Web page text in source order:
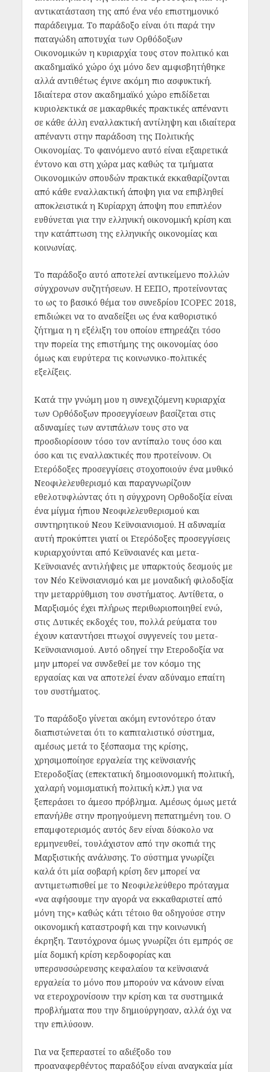
αντικατάσταση της από ένα νέο επιστημονικό
παράδειγμα. Το παράδοξο είναι ότι παρά την
παταγώδη αποτυχία των Ορθόδοξων
Οικονομικών η κυριαρχία τους στον πολιτικό και
ακαδημαϊκό χώρο όχι μόνο δεν αμφισβητήθηκε
αλλά αντιθέτως έγινε ακόμη πιο ασφυκτική.
Ιδιαίτερα στον ακαδημαϊκό χώρο επιδίδεται
κυριολεκτικά σε μακαρθικές πρακτικές απέναντι
σε κάθε άλλη εναλλακτική αντίληψη και ιδιαίτερα
απέναντι στην παράδοση της Πολιτικής
Οικονομίας. Το φαινόμενο αυτό είναι εξαιρετικά
έντονο και στη χώρα μας καθώς τα τμήματα
Οικονομικών σπουδών πρακτικά εκκαθαρίζονται
από κάθε εναλλακτική άποψη για να επιβληθεί
αποκλειστικά η Κυρίαρχη άποψη που επιπλέον
ευθύνεται για την ελληνική οικονομική κρίση και
την κατάπτωση της ελληνικής οικονομίας και
κοινωνίας.
Το παράδοξο αυτό αποτελεί αντικείμενο πολλών
σύγχρονων συζητήσεων. Η ΕΕΠΟ, προτείνοντας
το ως το βασικό θέμα του συνεδρίου ICOPEC 2018,
επιδιώκει να το αναδείξει ως ένα καθοριστικό
ζήτημα η η εξέλιξη του οποίου επηρεάζει τόσο
την πορεία της επιστήμης της οικονομίας όσο
όμως και ευρύτερα τις κοινωνικο-πολιτικές
εξελίξεις.
Κατά την γνώμη μου η συνεχιζόμενη κυριαρχία
των Ορθόδοξων προσεγγίσεων βασίζεται στις
αδυναμίες των αντιπάλων τους στο να
προσδιορίσουν τόσο τον αντίπαλο τους όσο και
όσο και τις εναλλακτικές που προτείνουν. Οι
Ετερόδοξες προσεγγίσεις στοχοποιούν ένα μυθικό
Νεοφιλελευθερισμό και παραγνωρίζουν
εθελοτυφλώντας ότι η σύγχρονη Ορθοδοξία είναι
ένα μίγμα ήπιου Νεοφιλελευθερισμού και
συντηρητικού Νεου Κεϋνσιανισμού. Η αδυναμία
αυτή προκύπτει γιατί οι Ετερόδοξες προσεγγίσεις
κυριαρχούνται από Κεϋνσιανές και μετα-
Κεϋνσιανές αντιλήψεις με υπαρκτούς δεσμούς με
τον Νέο Κεϋνσιανισμό και με μοναδική φιλοδοξία
την μεταρρύθμιση του συστήματος. Αντίθετα, ο
Μαρξισμός έχει πλήρως περιθωριοποιηθεί ενώ,
στις Δυτικές εκδοχές του, πολλά ρεύματα του
έχουν καταντήσει πτωχοί συγγενείς του μετα-
Κεϋνσιανισμού. Αυτό οδηγεί την Ετεροδοξία να
μην μπορεί να συνδεθεί με τον κόσμο της
εργασίας και να αποτελεί έναν αδύναμο επαίτη
του συστήματος.
Το παράδοξο γίνεται ακόμη εντονότερο όταν
διαπιστώνεται ότι το καπιταλιστικό σύστημα,
αμέσως μετά το ξέσπασμα της κρίσης,
χρησιμοποίησε εργαλεία της κεϋνσιανής
Ετεροδοξίας (επεκτατική δημοσιονομική πολιτική,
χαλαρή νομισματική πολιτική κλπ.) για να
ξεπεράσει το άμεσο πρόβλημα. Αμέσως όμως μετά
επανήλθε στην προηγούμενη πεπατημένη του. Ο
επαμφοτερισμός αυτός δεν είναι δύσκολο να
ερμηνευθεί, τουλάχιστον από την σκοπιά της
Μαρξιστικής ανάλυσης. Το σύστημα γνωρίζει
καλά ότι μία σοβαρή κρίση δεν μπορεί να
αντιμετωπισθεί με το Νεοφιλελεύθερο πρόταγμα
«να αφήσουμε την αγορά να εκκαθαριστεί από
μόνη της» καθώς κάτι τέτοιο θα οδηγούσε στην
οικονομική καταστροφή και την κοινωνική
έκρηξη. Ταυτόχρονα όμως γνωρίζει ότι εμπρός σε
μία δομική κρίση κερδοφορίας και
υπερσυσσώρευσης κεφαλαίου τα κεϋνσιανά
εργαλεία το μόνο που μπορούν να κάνουν είναι
να ετεροχρονίσουν την κρίση και τα συστημικά
προβλήματα που την δημιούργησαν, αλλά όχι να
την επιλύσουν.
Για να ξεπεραστεί το αδιέξοδο του
προαναφερθέντος παραδόξου είναι αναγκαία μία